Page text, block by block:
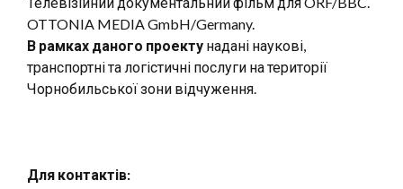
OTTONIA MEDIA GmbH/Germany.
В рамках даного проекту надані наукові,
транспортні та логістичні послуги на території
Чорнобильської зони відчуження.
Для контактів: